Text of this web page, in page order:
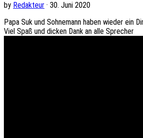
by Redakteur · 30. Juni 2020
Papa Suk und Sohnemann haben wieder ein
Viel Spaß und dicken Dank an alle Sprecher